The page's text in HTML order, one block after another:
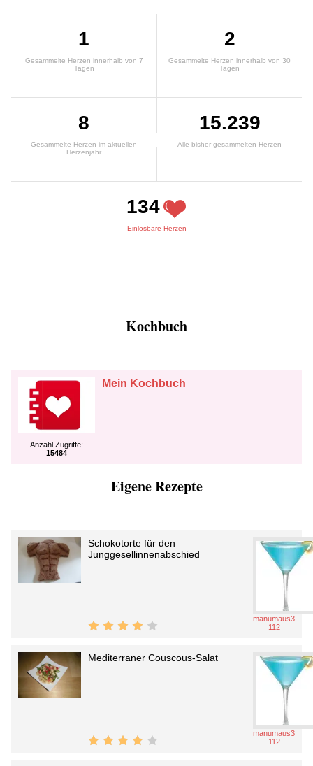
1
Gesammelte Herzen innerhalb von 7
Tagen
2
Gesammelte Herzen innerhalb von 30
Tagen
8
Gesammelte Herzen im aktuellen
Herzenjahr
15.239
Alle bisher gesammelten Herzen
134
Einlösbare Herzen
Kochbuch
Anzahl Zugriffe:
15484
Mein Kochbuch
Eigene Rezepte
manumaus3
112
Schokotorte für den
Junggesellinnenabschied
manumaus3
112
Mediterraner Couscous-Salat